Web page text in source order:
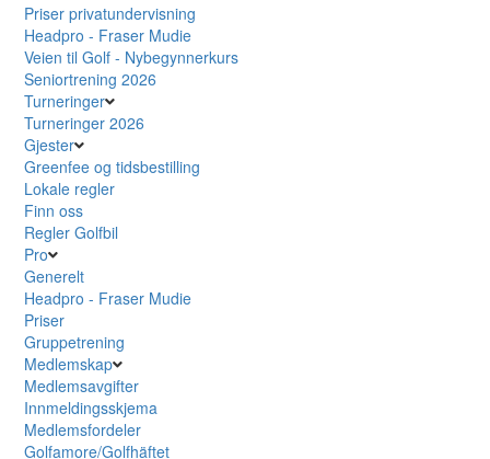
Priser privatundervisning
Headpro - Fraser Mudie
Veien til Golf - Nybegynnerkurs
Seniortrening 2026
Turneringer
Turneringer 2026
Gjester
Greenfee og tidsbestilling
Lokale regler
Finn oss
Regler Golfbil
Pro
Generelt
Headpro - Fraser Mudie
Priser
Gruppetrening
Medlemskap
Medlemsavgifter
Innmeldingsskjema
Medlemsfordeler
Golfamore/Golfhäftet